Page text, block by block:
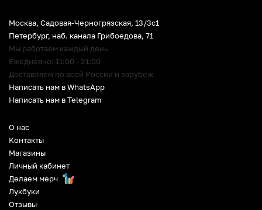
О нас
Контакты
Магазины
Личный кабинет
Делаем мерч
Лукбуки
Отзывы
Москва, Садовая-Черногрязская, 13/3c1
Петербург, наб. канала Грибоедова, 71
Мы работаем каждый день
Ежедневно: 11:00 - 21:00
Доставляем по всей России и зарубеж
Написать нам в WhatsApp
Написать нам в Telegram